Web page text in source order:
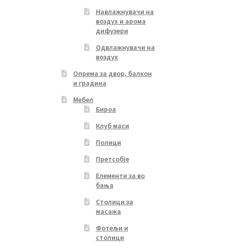
Навлажнувачи на
воздух и арома
дифузери
Одвлажнувачи на
воздух
Опрема за двор, балкон
и градина
Мебел
Бироа
Клуб маси
Полици
Претсобје
Елементи за во
бања
Столици за
масажа
Фотељи и
столици